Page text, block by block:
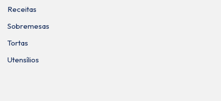
Receitas
Sobremesas
Tortas
Utensílios